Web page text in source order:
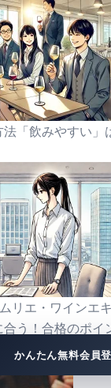
法「飲みやすい」
リエ・ワインエ
う！合格のポイ
かんたん無料会員